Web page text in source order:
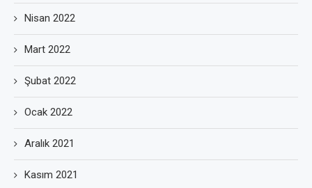
Nisan 2022
Mart 2022
Şubat 2022
Ocak 2022
Aralık 2021
Kasım 2021